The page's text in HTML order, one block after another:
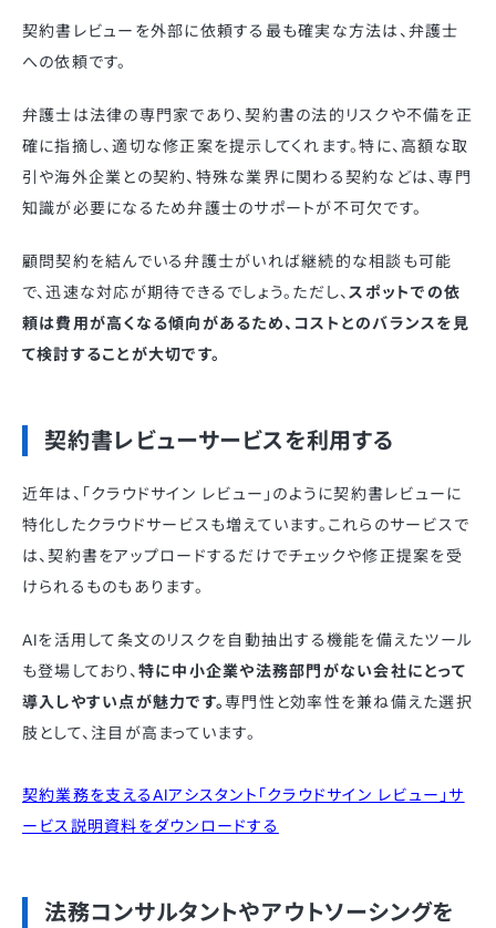
契約書レビューを外部に依頼する最も確実な方法は、弁護士
への依頼です。
弁護士は法律の専門家であり、契約書の法的リスクや不備を正
確に指摘し、適切な修正案を提示してくれます。特に、高額な取
引や海外企業との契約、特殊な業界に関わる契約などは、専門
知識が必要になるため弁護士のサポートが不可欠です。
顧問契約を結んでいる弁護士がいれば継続的な相談も可能
で、迅速な対応が期待できるでしょう。ただし、スポットでの依
頼は費用が高くなる傾向があるため、コストとのバランスを見
て検討することが大切です。
契約書レビューサービスを利用する
近年は、「クラウドサイン レビュー」のように契約書レビューに
特化したクラウドサービスも増えています。これらのサービスで
は、契約書をアップロードするだけでチェックや修正提案を受
けられるものもあります。
AIを活用して条文のリスクを自動抽出する機能を備えたツール
も登場しており、 特に中小企業や法務部門がない会社にとって
導入しやすい点が魅力です。専門性と効率性を兼ね備えた選択
肢として、注目が高まっています。
契約業務を支えるAIアシスタント「クラウドサイン レビュー」サ
ービス説明資料をダウンロードする
法務コンサルタントやアウトソーシングを